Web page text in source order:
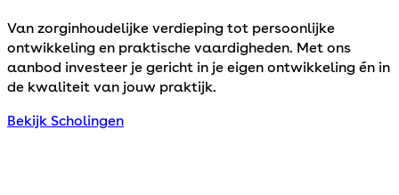
Van zorginhoudelijke verdieping tot persoonlijke
ontwikkeling en praktische vaardigheden. Met ons
aanbod investeer je gericht in je eigen ontwikkeling én in
de kwaliteit van jouw praktijk.
Bekijk Scholingen